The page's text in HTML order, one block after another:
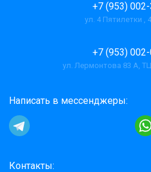
+7 (953)
ул. 4 Пятилетки ,
+7 (953)
ул. Лермонтова 83 А,
Написать в мессенджеры:
Контакты: